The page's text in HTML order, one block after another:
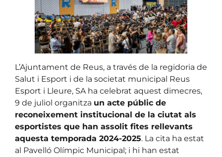
L’Ajuntament de Reus, a través de la regidoria de
Salut i Esport i de la societat municipal Reus
Esport i Lleure, SA ha celebrat aquest dimecres,
9 de juliol organitza un acte públic de
reconeixement institucional de la ciutat als
esportistes que han assolit fites rellevants
aquesta temporada 2024-2025. La cita ha estat
al Pavelló Olímpic Municipal; i hi han estat